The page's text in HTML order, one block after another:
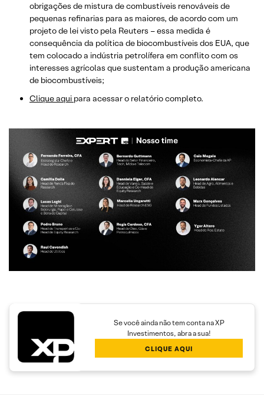
obrigações de mistura de combustíveis renováveis de
pequenas refinarias para as maiores, de acordo com um
projeto de lei visto pela Reuters – essa medida é
consequência da política de biocombustíveis dos EUA, que
tem colocado a indústria petrolífera em conflito com os
interesses agrícolas que sustentam a produção americana
de biocombustíveis;
Clique aqui para acessar o relatório completo.
Se você ainda não tem conta na XP
Investimentos, abra a sua!
CLIQUE AQUI